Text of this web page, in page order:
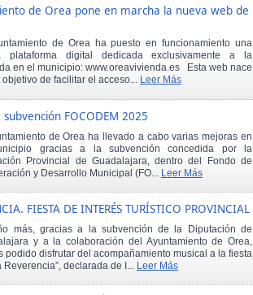
de Orea pone en marcha la nueva web de
de Orea ha puesto en funcionamiento una
plataforma digital dedicada exclusivamente a la
en el municipio: www.oreavivienda.es Esta web nace
objetivo de facilitar el acceso... Leer Más
FOCODEM 2025
de Orea ha llevado a cabo varias mejoras en
gracias a la subvención concedida por la
Provincial de Guadalajara, dentro del Fondo de
y Desarrollo Municipal (FO... Leer Más
FIESTA DE INTERÉS TURÍSTICO PROVINCIAL
más, gracias a la subvención de la Diputación de
y a la colaboración del Ayuntamiento de Orea,
podido disfrutar del acompañamiento musical a la fiesta
Reverencia”, declarada de I... Leer Más